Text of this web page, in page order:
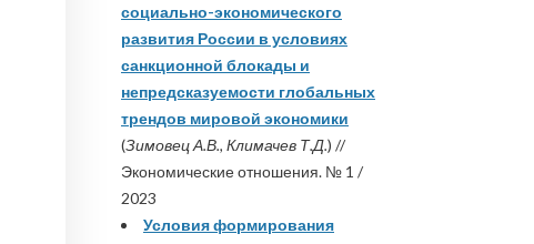
социально-экономического
развития России в условиях
санкционной блокады и
непредсказуемости глобальных
трендов мировой экономики
(Зимовец А.В., Климачев Т.Д.) //
Экономические отношения. № 1 /
2023
Условия формирования